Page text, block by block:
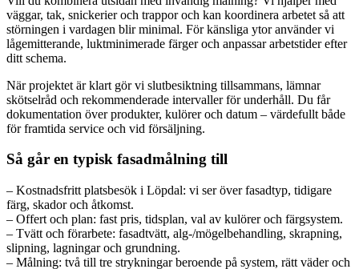
väggar, tak, snickerier och trappor och kan koordinera arbetet så att
störningen i vardagen blir minimal. För känsliga ytor använder vi
lågemitterande, luktminimerade färger och anpassar arbetstider efter
ditt schema.
När projektet är klart gör vi slutbesiktning tillsammans, lämnar
skötselråd och rekommenderade intervaller för underhåll. Du får
dokumentation över produkter, kulörer och datum – värdefullt både
för framtida service och vid försäljning.
Så går en typisk fasadmålning till
– Kostnadsfritt platsbesök i Löpdal: vi ser över fasadtyp, tidigare
färg, skador och åtkomst.
– Offert och plan: fast pris, tidsplan, val av kulörer och färgsystem.
– Tvätt och förarbete: fasadtvätt, alg-/mögelbehandling, skrapning,
slipning, lagningar och grundning.
– Målning: två till tre strykningar beroende på system, rätt väder och